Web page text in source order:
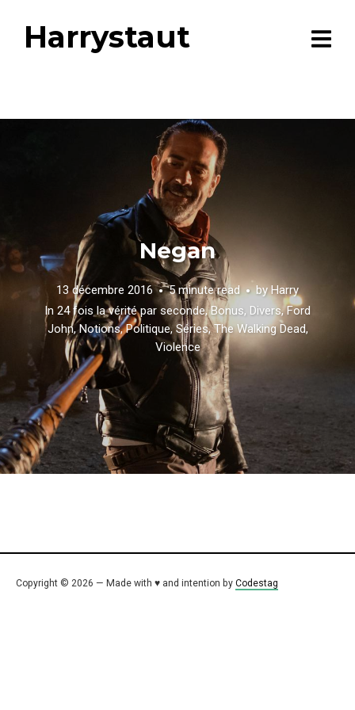
Harrystaut
Negan
13 décembre 2016 5 minute read byHarry
In 24 fois la vérité par seconde,Bonus, Divers,Ford
John,Notions,Politique,Séries,The Walking Dead,
Violence
Copyright © 2026 — Made with ♥ and intention by Codestag